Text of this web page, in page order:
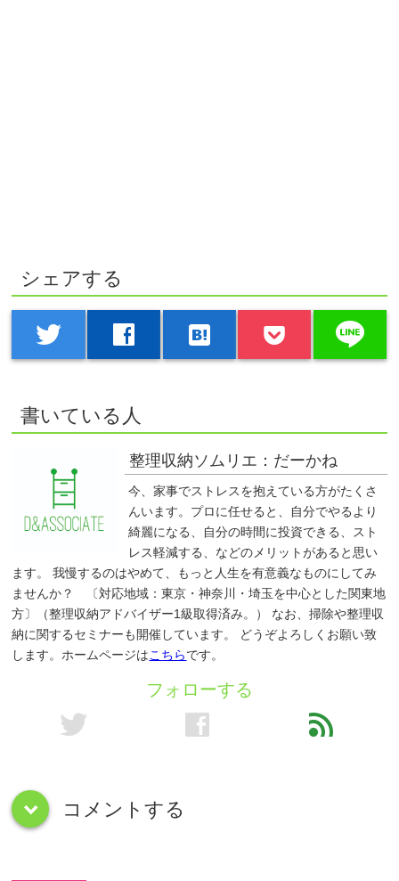
シェアする
twitter facebook hatenabookmark line
書いている人
整理収納ソムリエ：だーかね
今、家事でストレスを抱えている方がたくさ
んいます。プロに任せると、自分でやるより
綺麗になる、自分の時間に投資できる、スト
レス軽減する、などのメリットがあると思い
ます。 我慢するのはやめて、もっと人生を有意義なものにしてみ
ませんか？ 〔対応地域：東京・神奈川・埼玉を中心とした関東地
方〕（整理収納アドバイザー1級取得済み。） なお、掃除や整理収
納に関するセミナーも開催しています。 どうぞよろしくお願い致
します。ホームページはこちらです。
フォローする
twitter facebook feed
down コメントする